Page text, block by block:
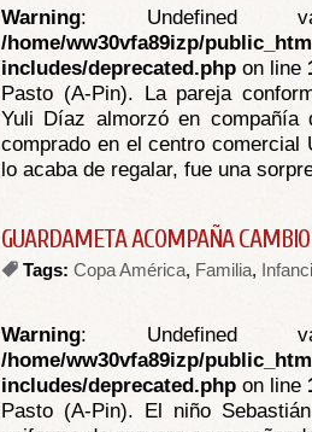
Warning: Undefined
/home/ww30vfa89izp/
includes/deprecated.php on line
Pasto (A-Pin). La pareja
Yuli Díaz almorzó en
comprado en el centro comercial
lo acaba de regalar, fue una
GUARDAMETA ACOMPAÑA
Tags: Copa América, Familia,
Warning: Undefined
/home/ww30vfa89izp/
includes/deprecated.php on line
Pasto (A-Pin). El niño